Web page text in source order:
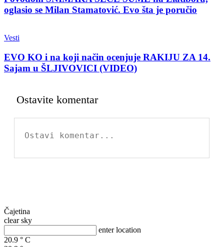
oglasio se Milan Stamatović. Evo šta je poručio
Vesti
EVO KO i na koji način ocenjuje RAKIJU ZA 14.
Sajam u ŠLJIVOVICI (VIDEO)
Ostavite komentar
Čajetina
clear sky
enter location
20.9 ° C